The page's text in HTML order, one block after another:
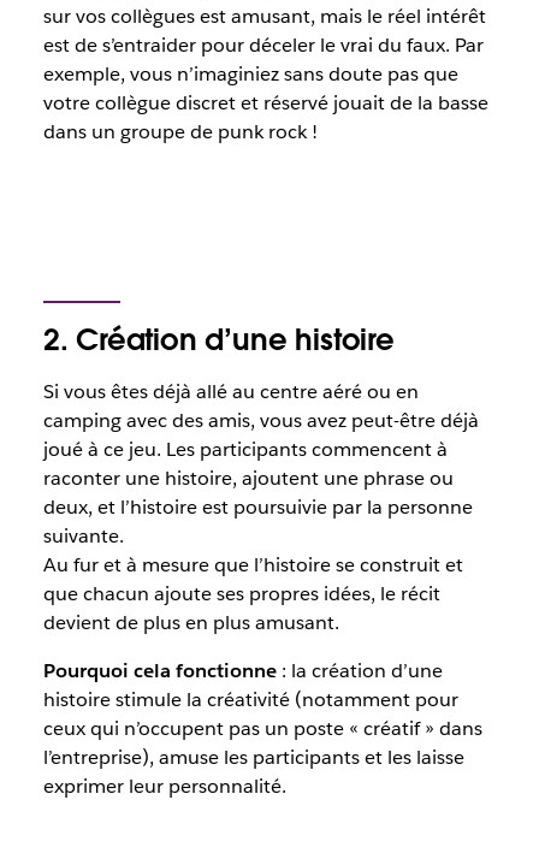
sur vos collègues est amusant, mais le réel intérêt
est de s’entraider pour déceler le vrai du faux. Par
exemple, vous n’imaginiez sans doute pas que
votre collègue discret et réservé jouait de la basse
dans un groupe de punk rock !
2. Création d’une histoire
Si vous êtes déjà allé au centre aéré ou en
camping avec des amis, vous avez peut-être déjà
joué à ce jeu. Les participants commencent à
raconter une histoire, ajoutent une phrase ou
deux, et l’histoire est poursuivie par la personne
suivante.
Au fur et à mesure que l’histoire se construit et
que chacun ajoute ses propres idées, le récit
devient de plus en plus amusant.
Pourquoi cela fonctionne: la création d’une
histoire stimule la créativité (notamment pour
ceux qui n’occupent pas un poste « créatif » dans
l’entreprise), amuse les participants et les laisse
exprimer leur personnalité.